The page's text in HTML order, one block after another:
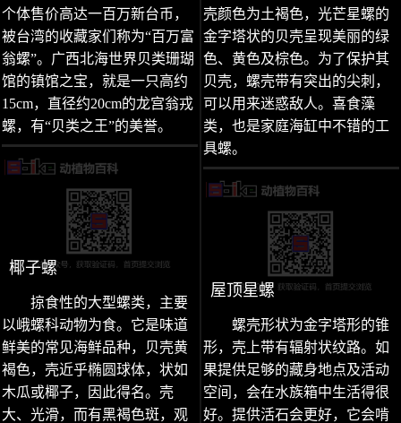
个体售价高达一百万新台币，
被台湾的收藏家们称为“百万富
翁螺”。广西北海世界贝类珊瑚
馆的镇馆之宝，就是一只高约
15cm，直径约20cm的龙宫翁戎
螺，有“贝类之王”的美誉。
椰子螺
掠食性的大型螺类，主要
以峨螺科动物为食。它是味道
鲜美的常见海鲜品种，贝壳黄
褐色，壳近乎椭圆球体，状如
木瓜或椰子，因此得名。壳
大、光滑，而有黑褐色斑，观
壳颜色为土褐色，光芒星螺的
金字塔状的贝壳呈现美丽的绿
色、黄色及棕色。为了保护其
贝壳，螺壳带有突出的尖刺，
可以用来迷惑敌人。喜食藻
类，也是家庭海缸中不错的工
具螺。
屋顶星螺
螺壳形状为金字塔形的锥
形，壳上带有辐射状纹路。如
果提供足够的藏身地点及活动
空间，会在水族箱中生活得很
好。提供活石会更好，它会啃